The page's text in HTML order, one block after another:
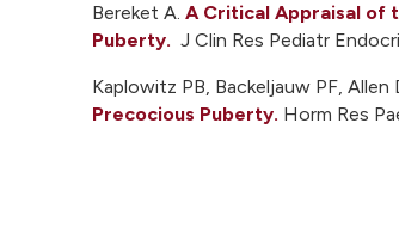
Bereket A. A Critical Appraisal of
Puberty. J Clin Res Pediatr
Kaplowitz PB, Backeljauw PF, Allen
Precocious Puberty. Horm Res